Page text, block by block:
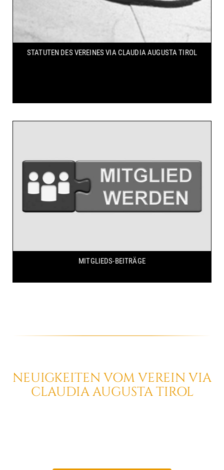
STATUTEN DES VEREINES VIA CLAUDIA AUGUSTA TIROL
MITGLIEDS-BEITRÄGE
NEUIGKEITEN VOM VEREIN VIA
CLAUDIA AUGUSTATIROL